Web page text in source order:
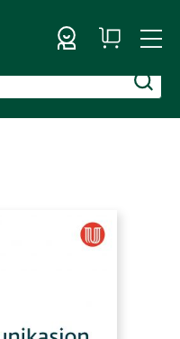
Sign In
My
Cart